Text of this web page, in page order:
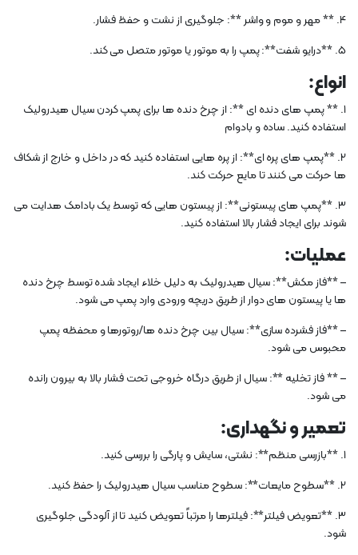
4. ** مهر و موم و واشر **: جلوگیری از نشت و حفظ فشار.
5. **درایو شفت**: پمپ را به موتور یا موتور متصل می کند.
انواع:
1. ** پمپ های دنده ای **: از چرخ دنده ها برای پمپ کردن سیال هیدرولیک
استفاده کنید. ساده و بادوام
2. **پمپ های پره ای**: از پره هایی استفاده کنید که در داخل و خارج از شکاف
ها حرکت می کنند تا مایع حرکت کند.
3. **پمپ های پیستونی**: از پیستون هایی که توسط یک بادامک هدایت می
شوند برای ایجاد فشار بالا استفاده کنید.
عملیات:
– **فاز مکش**: سیال هیدرولیک به دلیل خلاء ایجاد شده توسط چرخ دنده
ها یا پیستون های دوار از طریق دریچه ورودی وارد پمپ می شود.
– **فاز فشرده سازی**: سیال بین چرخ دنده ها/روتورها و محفظه پمپ
محبوس می شود.
– ** فاز تخلیه **: سیال از طریق درگاه خروجی تحت فشار بالا به بیرون رانده
می شود.
تعمیر و نگهداری:
1. **بازرسی منظم**: نشتی، سایش و پارگی را بررسی کنید.
2. **سطوح مایعات**: سطوح مناسب سیال هیدرولیک را حفظ کنید.
3. **تعویض فیلتر**: فیلترها را مرتباً تعویض کنید تا از آلودگی جلوگیری
شود.